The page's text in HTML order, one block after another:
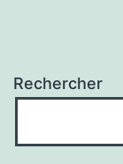
Rechercher